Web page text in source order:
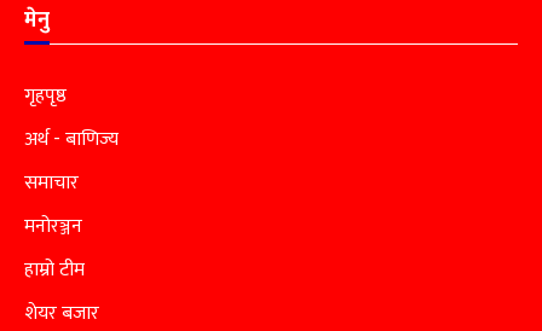
मेनु
गृहपृष्ठ
अर्थ - बाणिज्य
समाचार
मनोरञ्जन
हाम्रो टीम
शेयर बजार